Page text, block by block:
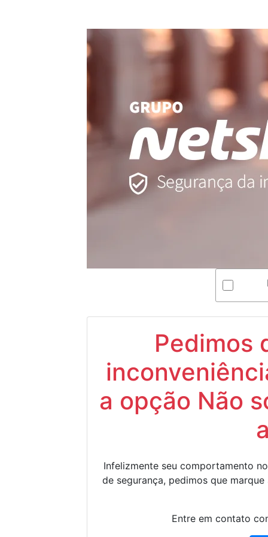
Pedimos
a opção Não
Infelizmente seu comportamento
de segurança, pedimos que
Entre em contato